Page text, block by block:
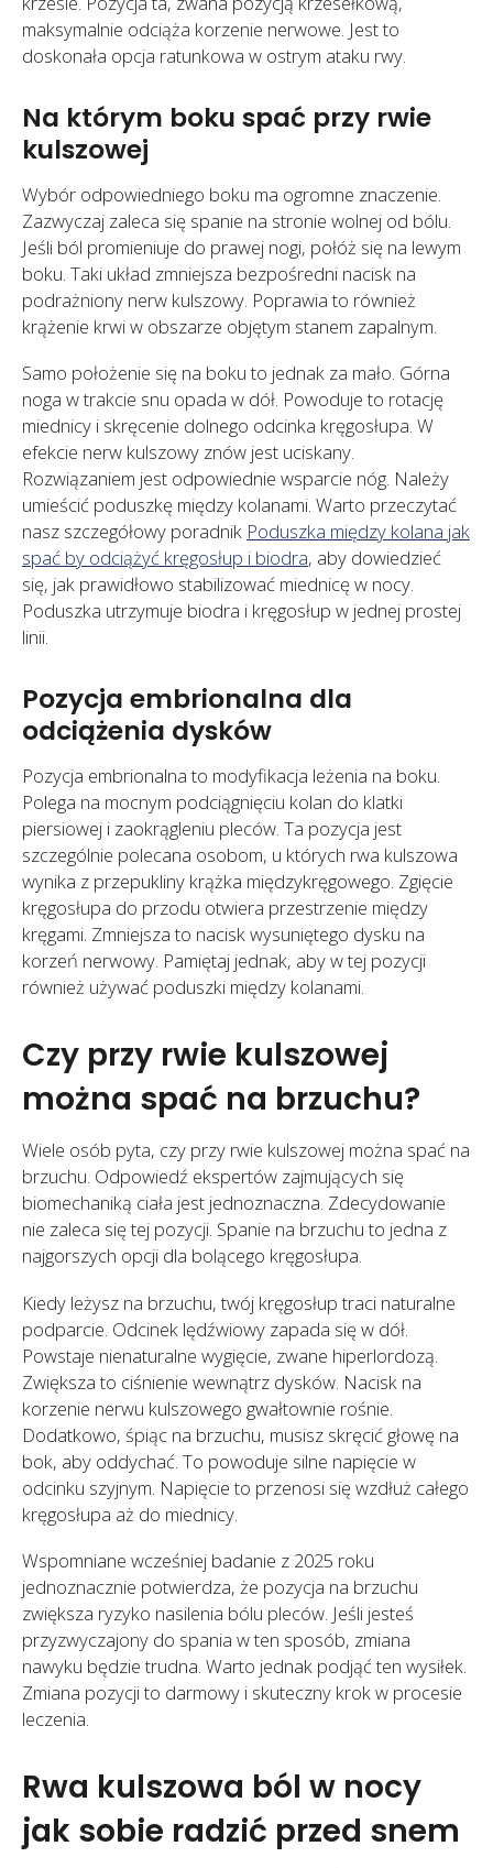
maksymalnie odciąża korzenie nerwowe. Jest to
doskonała opcja ratunkowa w ostrym ataku rwy.
Na którym boku spać przy rwie
kulszowej
Wybór odpowiedniego boku ma ogromne znaczenie.
Zazwyczaj zaleca się spanie na stronie wolnej od bólu.
Jeśli ból promieniuje do prawej nogi, połóż się na lewym
boku. Taki układ zmniejsza bezpośredni nacisk na
podrażniony nerw kulszowy. Poprawia to również
krążenie krwi w obszarze objętym stanem zapalnym.
Samo położenie się na boku to jednak za mało. Górna
noga w trakcie snu opada w dół. Powoduje to rotację
miednicy i skręcenie dolnego odcinka kręgosłupa. W
efekcie nerw kulszowy znów jest uciskany.
Rozwiązaniem jest odpowiednie wsparcie nóg. Należy
umieścić poduszkę między kolanami. Warto przeczytać
nasz szczegółowy poradnik Poduszka między kolana jak
spać by odciążyć kręgosłup i biodra, aby dowiedzieć
się, jak prawidłowo stabilizować miednicę w nocy.
Poduszka utrzymuje biodra i kręgosłup w jednej prostej
linii.
Pozycja embrionalna dla
odciążenia dysków
Pozycja embrionalna to modyfikacja leżenia na boku.
Polega na mocnym podciągnięciu kolan do klatki
piersiowej i zaokrągleniu pleców. Ta pozycja jest
szczególnie polecana osobom, u których rwa kulszowa
wynika z przepukliny krążka międzykręgowego. Zgięcie
kręgosłupa do przodu otwiera przestrzenie między
kręgami. Zmniejsza to nacisk wysuniętego dysku na
korzeń nerwowy. Pamiętaj jednak, aby w tej pozycji
również używać poduszki między kolanami.
Czy przy rwie kulszowej
można spać na brzuchu?
Wiele osób pyta, czy przy rwie kulszowej można spać na
brzuchu. Odpowiedź ekspertów zajmujących się
biomechaniką ciała jest jednoznaczna. Zdecydowanie
nie zaleca się tej pozycji. Spanie na brzuchu to jedna z
najgorszych opcji dla bolącego kręgosłupa.
Kiedy leżysz na brzuchu, twój kręgosłup traci naturalne
podparcie. Odcinek lędźwiowy zapada się w dół.
Powstaje nienaturalne wygięcie, zwane hiperlordozą.
Zwiększa to ciśnienie wewnątrz dysków. Nacisk na
korzenie nerwu kulszowego gwałtownie rośnie.
Dodatkowo, śpiąc na brzuchu, musisz skręcić głowę na
bok, aby oddychać. To powoduje silne napięcie w
odcinku szyjnym. Napięcie to przenosi się wzdłuż całego
kręgosłupa aż do miednicy.
Wspomniane wcześniej badanie z 2025 roku
jednoznacznie potwierdza, że pozycja na brzuchu
zwiększa ryzyko nasilenia bólu pleców. Jeśli jesteś
przyzwyczajony do spania w ten sposób, zmiana
nawyku będzie trudna. Warto jednak podjąć ten wysiłek.
Zmiana pozycji to darmowy i skuteczny krok w procesie
leczenia.
Rwa kulszowa ból w nocy
jak sobie radzić przed snem